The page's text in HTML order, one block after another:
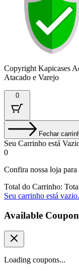
Copyright Kapicases
Atacado e Varejo
0
Fechar
Seu Carrinho está
0
Confira nossa loja
Total do Carrinho:
Seu carrinho está
Available
Loading coupons...